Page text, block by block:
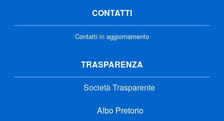
CONTATTI
Contatti in aggiornamento
TRASPARENZA
Società Trasparente
Albo Pretorio